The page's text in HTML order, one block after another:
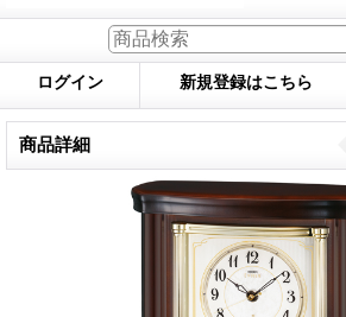
ログイン 新規登録はこちら
商品詳細